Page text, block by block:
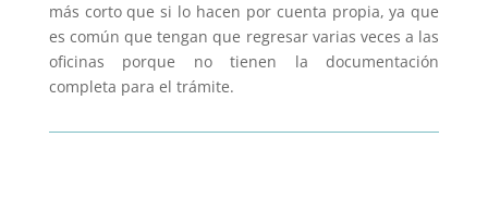
más corto que si lo hacen por cuenta propia, ya que
es común que tengan que regresar varias veces a las
oficinas porque no tienen la documentación
completa para el trámite.